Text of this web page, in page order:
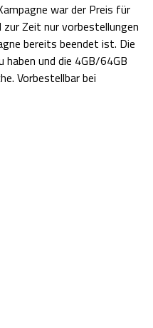
war der Preis für
Zeit nur vorbestellungen
bereits beendet ist. Die
und die 4GB/64GB
Vorbestellbar bei